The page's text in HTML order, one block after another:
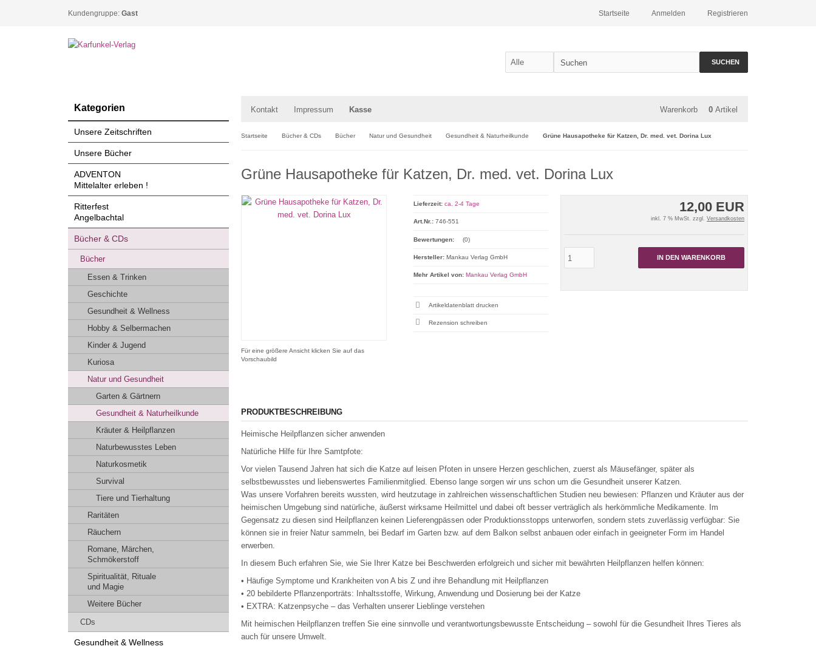
Kundengruppe: Gast Registrieren
Anmelden
Startseite
SUCHEN
Kontakt Impressum Kasse Warenkorb 0 Artikel
Startseite Bücher & CDs Bücher Natur und Gesundheit Gesundheit & Naturheilkunde Grüne Hausapotheke für Katzen, Dr. med. vet. Dorina Lux
Grüne Hausapotheke für Katzen, Dr. med. vet. Dorina Lux
Für eine größere Ansicht klicken Sie auf das
Vorschaubild
12,00 EUR
inkl. 7 % MwSt. zzgl. Versandkosten
IN DEN WARENKORB
Lieferzeit: ca. 2-4 Tage
Art.Nr.: 746-551
Bewertungen: (0)
Hersteller: Mankau Verlag GmbH
Mehr Artikel von: Mankau Verlag GmbH
Artikeldatenblatt drucken
Rezension schreiben
PRODUKTBESCHREIBUNG
Heimische Heilpflanzen sicher anwenden
Natürliche Hilfe für Ihre Samtpfote:
Vor vielen Tausend Jahren hat sich die Katze auf leisen Pfoten in unsere Herzen geschlichen, zuerst als Mäusefänger, später als
selbstbewusstes und liebenswertes Familienmitglied. Ebenso lange sorgen wir uns schon um die Gesundheit unserer Katzen.
Was unsere Vorfahren bereits wussten, wird heutzutage in zahlreichen wissenschaftlichen Studien neu bewiesen: Pflanzen und Kräuter aus der
heimischen Umgebung sind natürliche, äußerst wirksame Heilmittel und dabei oft besser verträglich als herkömmliche Medikamente. Im
Gegensatz zu diesen sind Heilpflanzen keinen Lieferengpässen oder Produktionsstopps unterworfen, sondern stets zuverlässig verfügbar: Sie
können sie in freier Natur sammeln, bei Bedarf im Garten bzw. auf dem Balkon selbst anbauen oder einfach in geeigneter Form im Handel
erwerben.
In diesem Buch erfahren Sie, wie Sie Ihrer Katze bei Beschwerden erfolgreich und sicher mit bewährten Heilpflanzen helfen können:
• Häufige Symptome und Krankheiten von A bis Z und ihre Behandlung mit Heilpflanzen
• 20 bebilderte Pflanzenporträts: Inhaltsstoffe, Wirkung, Anwendung und Dosierung bei der Katze
• EXTRA: Katzenpsyche – das Verhalten unserer Lieblinge verstehen
Mit heimischen Heilpflanzen treffen Sie eine sinnvolle und verantwortungsbewusste Entscheidung – sowohl für die Gesundheit Ihres Tieres als
auch für unsere Umwelt.
Kategorien
Unsere Zeitschriften
Unsere Bücher
ADVENTON
Mittelalter erleben !
Ritterfest
Angelbachtal
Bücher & CDs
Bücher
Essen & Trinken
Geschichte
Gesundheit & Wellness
Hobby & Selbermachen
Kinder & Jugend
Kuriosa
Natur und Gesundheit
Garten & Gärtnern
Gesundheit & Naturheilkunde
Kräuter & Heilpflanzen
Naturbewusstes Leben
Naturkosmetik
Survival
Tiere und Tierhaltung
Raritäten
Räuchern
Romane, Märchen,
Schmökerstoff
Spiritualität, Rituale
und Magie
Weitere Bücher
CDs
Gesundheit & Wellness